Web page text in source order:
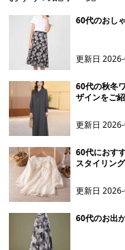
60代のおし
更新日
60代の秋冬
ザインをご
更新日
60代におす
スタイリン
更新日
60代のお出